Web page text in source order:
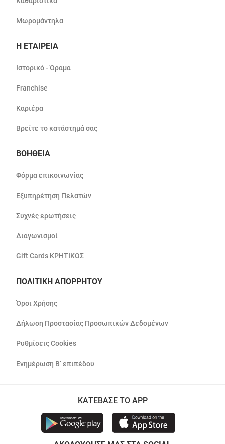
Μωρομάντηλα
Η ΕΤΑΙΡΕΙΑ
Ιστορικό - Όραμα
Franchise
Καριέρα
Βρείτε το κατάστημά σας
ΒΟΗΘΕΙΑ
Φόρμα επικοινωνίας
Εξυπηρέτηση Πελατών
Συχνές ερωτήσεις
Διαγωνισμοί
Gift Cards ΚΡΗΤΙΚΟΣ
ΠΟΛΙΤΙΚΗ ΑΠΟΡΡΗΤΟΥ
Όροι Χρήσης
Δήλωση Προστασίας Προσωπικών Δεδομένων
Ρυθμίσεις Cookies
Ενημέρωση Β’ επιπέδου
ΚΑΤΕΒΑΣΕ ΤΟ APP